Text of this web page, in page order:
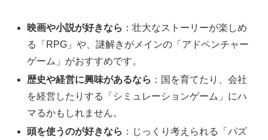
映画や小説が好きなら ：壮大なストーリーが楽しめ
る「RPG」や、謎解きがメインの「アドベンチャー
ゲーム」がおすすめです。
歴史や経営に興味があるなら ：国を育てたり、会社
を経営したりする「シミュレーションゲーム」にハ
マるかもしれません。
頭を使うのが好きなら ：じっくり考えられる「パズ